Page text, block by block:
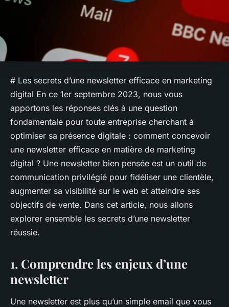
# Les secrets d’une newsletter efficace en marketing
digital En ce 1er septembre 2023, nous vous
apportons les réponses clés à une question
fondamentale pour toute entreprise cherchant à
optimiser sa présence digitale : comment concevoir
une newsletter efficace en matière de marketing
digital ? Une newsletter bien pensée est un outil de
communication privilégié pour fidéliser une clientèle,
augmenter sa visibilité sur le web et atteindre ses
objectifs de vente. Dans cet article, nous allons
explorer ensemble les secrets d’une newsletter
réussie.
1. Comprendre les enjeux d’une
newsletter
Une newsletter est plus qu’un simple email que vous